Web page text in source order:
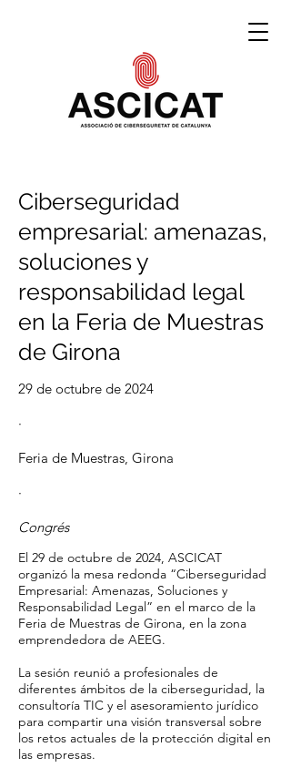
Ciberseguridad
empresarial: amenazas,
soluciones y
responsabilidad legal
en la Feria de Muestras
de Girona
29 de octubre de 2024
·
Feria de Muestras, Girona
·
Congrés
El 29 de octubre de 2024, ASCICAT
organizó la mesa redonda “Ciberseguridad
Empresarial: Amenazas, Soluciones y
Responsabilidad Legal” en el marco de la
Feria de Muestras de Girona, en la zona
emprendedora de AEEG.
La sesión reunió a profesionales de
diferentes ámbitos de la ciberseguridad, la
consultoría TIC y el asesoramiento jurídico
para compartir una visión transversal sobre
los retos actuales de la protección digital en
las empresas.